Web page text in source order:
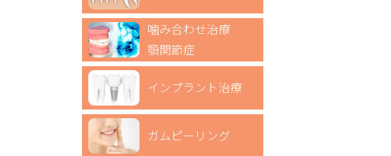
噛み合わせ治療
顎関節症
インプラント治療
ガムピーリング